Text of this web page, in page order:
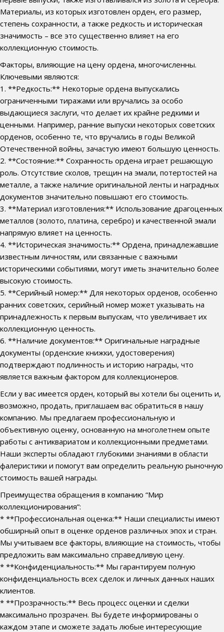
Материалы, из которых изготовлен орден, его размер,
степень сохранности, а также редкость и историческая
значимость – все это существенно влияет на его
коллекционную стоимость.
Факторы, влияющие на цену ордена, многочисленны.
Ключевыми являются:
1. **Редкость:** Некоторые ордена выпускались
ограниченными тиражами или вручались за особо
выдающиеся заслуги, что делает их крайне редкими и
ценными. Например, ранние выпуски некоторых советских
орденов, особенно те, что вручались в годы Великой
Отечественной войны, зачастую имеют большую ценность.
2. **Состояние:** Сохранность ордена играет решающую
роль. Отсутствие сколов, трещин на эмали, потертостей на
металле, а также наличие оригинальной ленты и наградных
документов значительно повышают его стоимость.
3. **Материал изготовления:** Использование драгоценных
металлов (золото, платина, серебро) и качественной эмали
напрямую влияет на ценность.
4. **Историческая значимость:** Ордена, принадлежавшие
известным личностям, или связанные с важными
историческими событиями, могут иметь значительно более
высокую стоимость.
5. **Серийный номер:** Для некоторых орденов, особенно
ранних советских, серийный номер может указывать на
принадлежность к первым выпускам, что увеличивает их
коллекционную ценность.
6. **Наличие документов:** Оригинальные наградные
документы (орденские книжки, удостоверения)
подтверждают подлинность и историю награды, что
является важным фактором для коллекционеров.
Если у вас имеется орден, который вы хотели бы оценить и,
возможно, продать, приглашаем вас обратиться в нашу
компанию. Мы предлагаем профессиональную и
объективную оценку, основанную на многолетнем опыте
работы с антиквариатом и коллекционными предметами.
Наши эксперты обладают глубокими знаниями в области
фалеристики и помогут вам определить реальную рыночную
стоимость вашей награды.
Преимущества обращения в компанию “Мир
коллекционирования”:
* **Профессиональная оценка:** Наши специалисты имеют
обширный опыт в оценке орденов различных эпох и стран.
Мы учитываем все факторы, влияющие на стоимость, чтобы
предложить вам максимально справедливую цену.
* **Конфиденциальность:** Мы гарантируем полную
конфиденциальность всех сделок и личных данных наших
клиентов.
* **Прозрачность:** Весь процесс оценки и сделки
максимально прозрачен. Вы будете информированы о
каждом этапе и сможете задать любые интересующие